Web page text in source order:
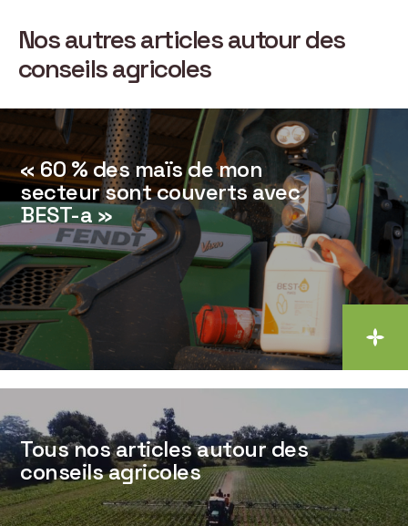
Nos autres articles autour des
conseils agricoles
« 60 % des maïs de mon
secteur sont couverts avec
BEST-a »
Tous nos articles autour des
conseils agricoles